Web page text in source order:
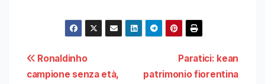
Navigazione
Paratici: kean
patrimonio fiorentina
Ronaldinho
campione senza età,